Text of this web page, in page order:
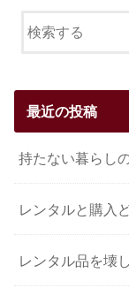
最近の投稿
持たない暮らし
レンタルと購入
レンタル品を壊